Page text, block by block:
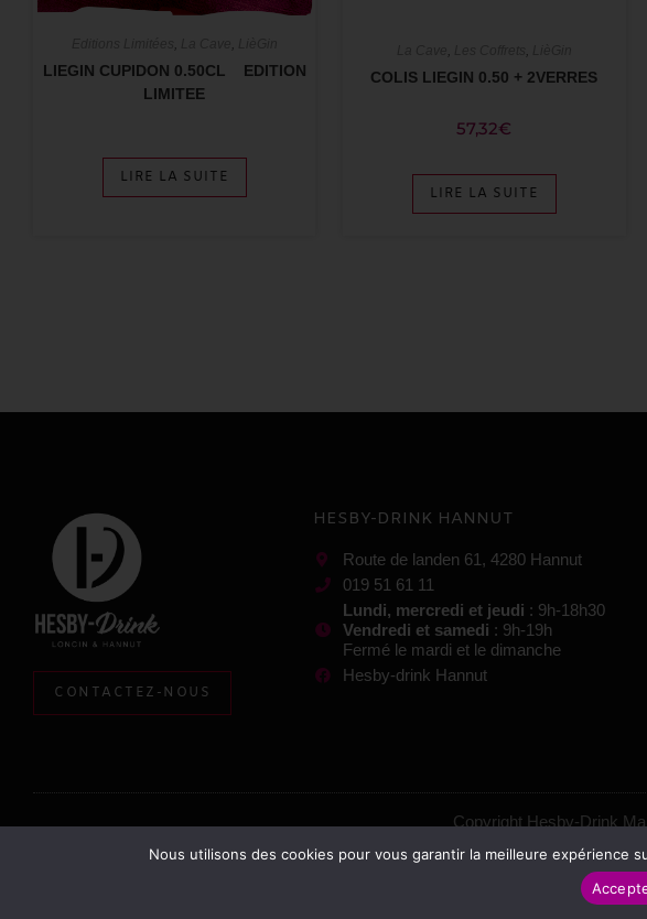
, ,
LIEGIN CUPIDON 0.50CL EDITION
LIMITEE
LIRE LA SUITE
, ,
COLIS LIEGIN 0.50 + 2VERRES
57,32€
LIRE LA SUITE
CONTACTEZ-NOUS
HESBY-DRINK HANNUT
Route de landen 61, 4280 Hannut
019 51 61 11
Lundi, mercredi et jeudi : 9h-18h30
Vendredi et samedi : 9h-19h
Fermé le mardi et le dimanche
Hesby-drink Hannut
Copyright Hesby-Drink
Mentions
Nous utilisons des cookies pour vous garantir la meilleure